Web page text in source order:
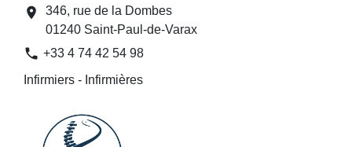
location_on
346, rue de la Dombes
01240 Saint-Paul-de-Varax
phone +33 4 74 42 54 98
Infirmiers - Infirmières